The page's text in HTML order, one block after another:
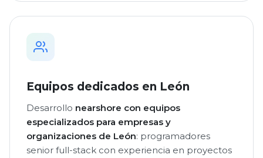
Equipos dedicados en León
Desarrollo nearshore con equipos
especializados para empresas y
organizaciones de León: programadores
senior full-stack con experiencia en proyectos